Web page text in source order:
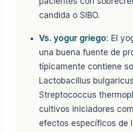
candida o SIBO.
Vs. yogur griego: El
una buena fuente de
típicamente contiene
Lactobacillus
Streptococcus
cultivos iniciadores
efectos específicos de